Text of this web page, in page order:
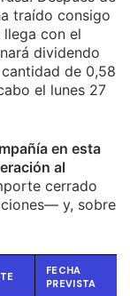
traído consigo
con el
dividendo
de 0,58
el lunes 27
en esta
al
cerrado
y, sobre
FECHA
PREVISTA